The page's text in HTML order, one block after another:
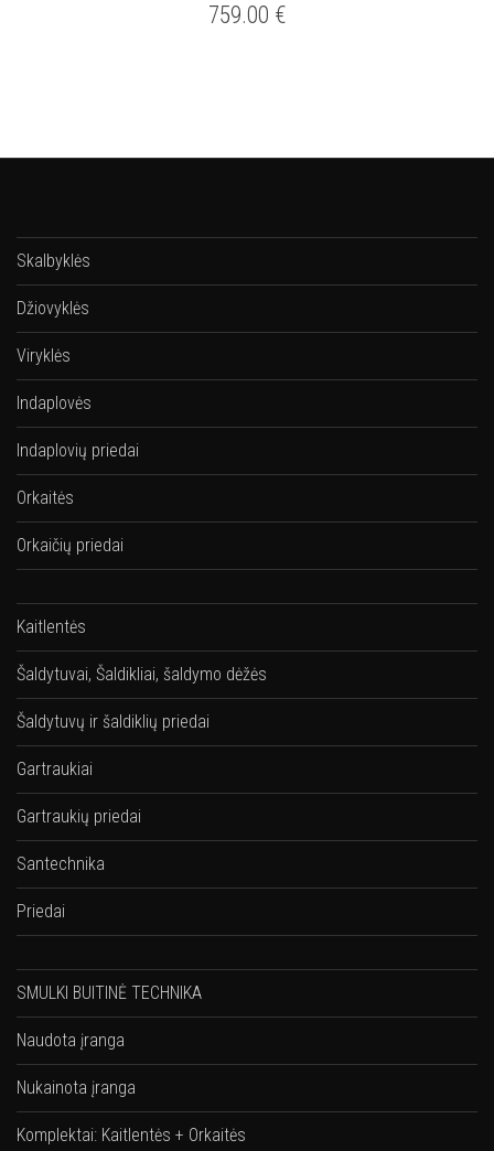
759.00 €
Skalbyklės
Džiovyklės
Viryklės
Indaplovės
Indaplovių priedai
Orkaitės
Orkaičių priedai
Kaitlentės
Šaldytuvai, Šaldikliai, šaldymo dėžės
Šaldytuvų ir šaldiklių priedai
Gartraukiai
Gartraukių priedai
Santechnika
Priedai
SMULKI BUITINĖ TECHNIKA
Naudota įranga
Nukainota įranga
Komplektai: Kaitlentės + Orkaitės